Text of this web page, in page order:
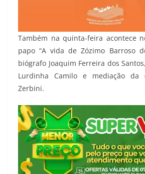
Também na quinta-feira acontece
papo “A vida de Zózimo Barroso
biógrafo Joaquim Ferreira dos
Lurdinha Camilo e mediação da
Zerbini.